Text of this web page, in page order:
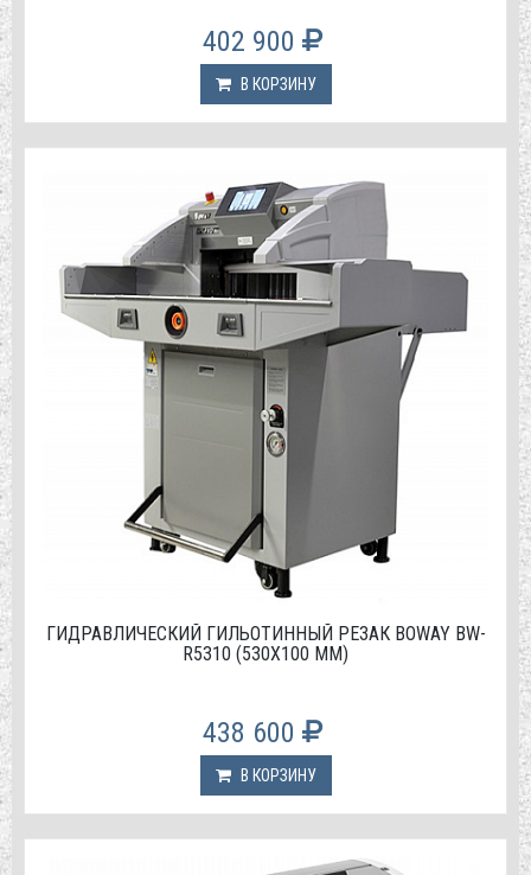
402 900
В КОРЗИНУ
ГИДРАВЛИЧЕСКИЙ ГИЛЬОТИННЫЙ РЕЗАК BOWAY BW-
R5310 (530Х100 ММ)
438 600
В КОРЗИНУ